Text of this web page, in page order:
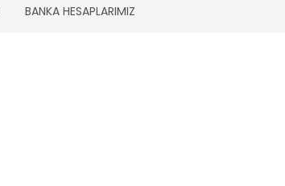
BANKA HESAPLARIMIZ